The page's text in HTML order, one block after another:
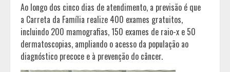
Ao longo dos cinco dias de atendimento, a previsão é que
a Carreta da Família realize 400 exames gratuitos,
incluindo 200 mamografias, 150 exames de raio-x e 50
dermatoscopias, ampliando o acesso da população ao
diagnóstico precoce e à prevenção do câncer.